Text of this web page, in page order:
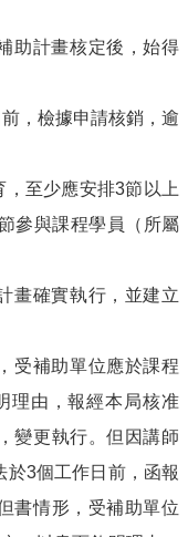
助計畫核定後，始得
，檢據申請核銷，逾
至少應安排3節以上
參與課程學員（所屬
畫確實執行，並建立
受補助單位應於課程
理由，報經本局核准
變更執行。但因講師
於3個工作日前，函報
書情形，受補助單位